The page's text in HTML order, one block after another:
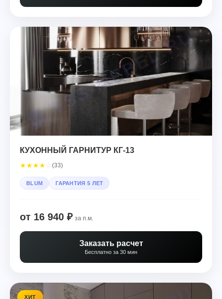
КУХОННЫЙ ГАРНИТУР КГ-13
★★★★ (33)
BLUM ГАРАНТИЯ 5 ЛЕТ
от 16 940 ₽ за п.м.
Заказать расчет
Бесплатно за 30 мин
ХИТ